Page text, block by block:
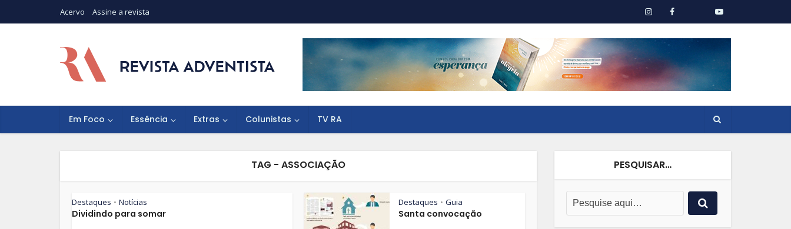
Acervo Assine a revista
Em Foco Essência Extras Colunistas TV RA
TAG - ASSOCIAÇÃO
Destaques • Notícias
Dividindo para somar
Destaques • Guia
Santa convocação
PESQUISAR…